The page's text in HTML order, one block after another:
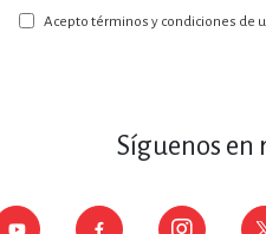
boletín:
Acepto términos y condiciones de
Síguenos en